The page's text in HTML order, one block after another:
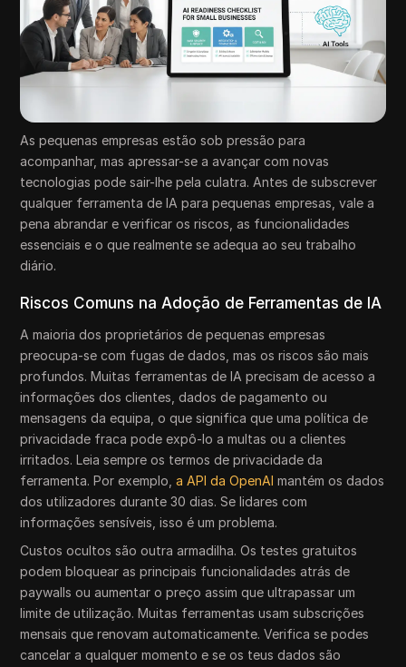
As pequenas empresas estão sob pressão para
acompanhar, mas apressar-se a avançar com novas
tecnologias pode sair-lhe pela culatra. Antes de subscrever
qualquer ferramenta de IA para pequenas empresas, vale a
pena abrandar e verificar os riscos, as funcionalidades
essenciais e o que realmente se adequa ao seu trabalho
diário.
Riscos Comuns na Adoção de Ferramentas de IA
A maioria dos proprietários de pequenas empresas
preocupa-se com fugas de dados, mas os riscos são mais
profundos. Muitas ferramentas de IA precisam de acesso a
informações dos clientes, dados de pagamento ou
mensagens da equipa, o que significa que uma política de
privacidade fraca pode expô-lo a multas ou a clientes
irritados. Leia sempre os termos de privacidade da
ferramenta. Por exemplo,a API da OpenAI mantém os dados
dos utilizadores durante 30 dias. Se lidares com
informações sensíveis, isso é um problema.
Custos ocultos são outra armadilha. Os testes gratuitos
podem bloquear as principais funcionalidades atrás de
paywalls ou aumentar o preço assim que ultrapassar um
limite de utilização. Muitas ferramentas usam subscrições
mensais que renovam automaticamente. Verifica se podes
cancelar a qualquer momento e se os teus dados são